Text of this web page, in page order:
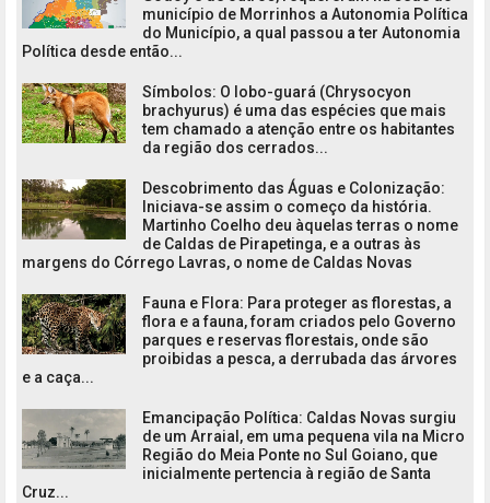
município de Morrinhos a Autonomia Política
do Município, a qual passou a ter Autonomia
Política desde então...
Símbolos: O lobo-guará (Chrysocyon
brachyurus) é uma das espécies que mais
tem chamado a atenção entre os habitantes
da região dos cerrados...
Descobrimento das Águas e Colonização:
Iniciava-se assim o começo da história.
Martinho Coelho deu àquelas terras o nome
de Caldas de Pirapetinga, e a outras às
margens do Córrego Lavras, o nome de Caldas Novas
Fauna e Flora: Para proteger as florestas, a
flora e a fauna, foram criados pelo Governo
parques e reservas florestais, onde são
proibidas a pesca, a derrubada das árvores
e a caça...
Emancipação Política: Caldas Novas surgiu
de um Arraial, em uma pequena vila na Micro
Região do Meia Ponte no Sul Goiano, que
inicialmente pertencia à região de Santa
Cruz...